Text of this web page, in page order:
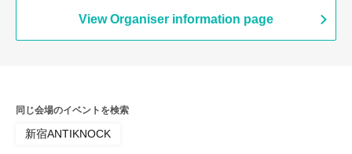
View Organiser information page
同じ会場のイベントを検索
新宿ANTIKNOCK